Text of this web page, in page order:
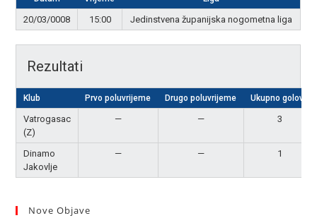
20/03/0008 15:00 Jedinstvena županijska nogometna liga
Rezultati
Klub Prvo poluvrijeme Drugo poluvrijeme Ukupno golova
Vatrogasac
(Z)
— — 3
Dinamo
Jakovlje
— — 1
Nove Objave